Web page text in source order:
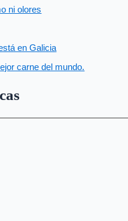
ni olores
en Galicia
carne del mundo.